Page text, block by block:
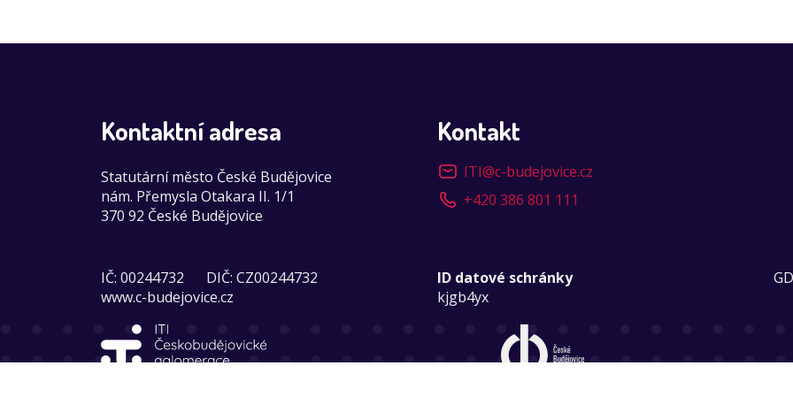
Kontaktní adresa
Statutární město České Budějovice
nám. Přemysla Otakara II. 1/1
370 92 České Budějovice
Kontakt
ITI@c-budejovice.cz
+420 386 801 111
IČ: 00244732
DIČ: CZ00244732
www.c-budejovice.cz
ID datové schránky
kjgb4yx